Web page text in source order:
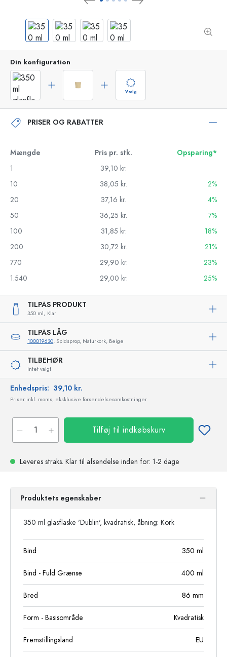
Din konfiguration
Vælg
PRISER OG RABATTER
Mængde Pris pr. stk.
Opsparing*
1
39,10 kr.
10
38,05 kr.
2%
20
37,16 kr.
4%
50
36,25 kr.
7%
100
31,85 kr.
18%
200
30,72 kr.
21%
770
29,90 kr.
23%
1.540
29,00 kr. 25%
TILPAS PRODUKT
350 ml, Klar
TILPAS LÅG
100019630, Spidsprop, Naturkork, Beige
TILBEHØR
intet valgt
Enhedspris: 39,10 kr.
Priser inkl. moms, eksklusive forsendelsesomkostninger
Tilføj til indkøbskurv
Leveres straks. Klar til afsendelse inden for: 1-2 dage
Produktets egenskaber
350 ml glasflaske 'Dublin', kvadratisk, åbning: Kork
Bind 350 ml
Bind - Fuld Grænse 400 ml
Bred 86 mm
Form - Basisområde Kvadratisk
Fremstillingsland EU